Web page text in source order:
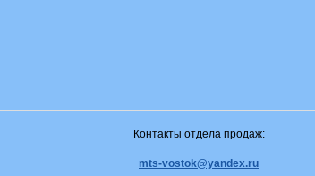
Контакты отдела продаж:
mts-vostok@yandex.ru